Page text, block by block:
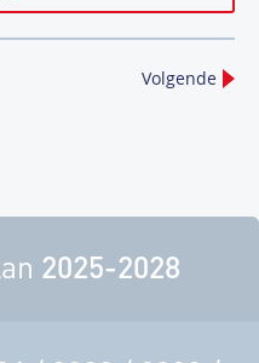
Volgende
2025-2028